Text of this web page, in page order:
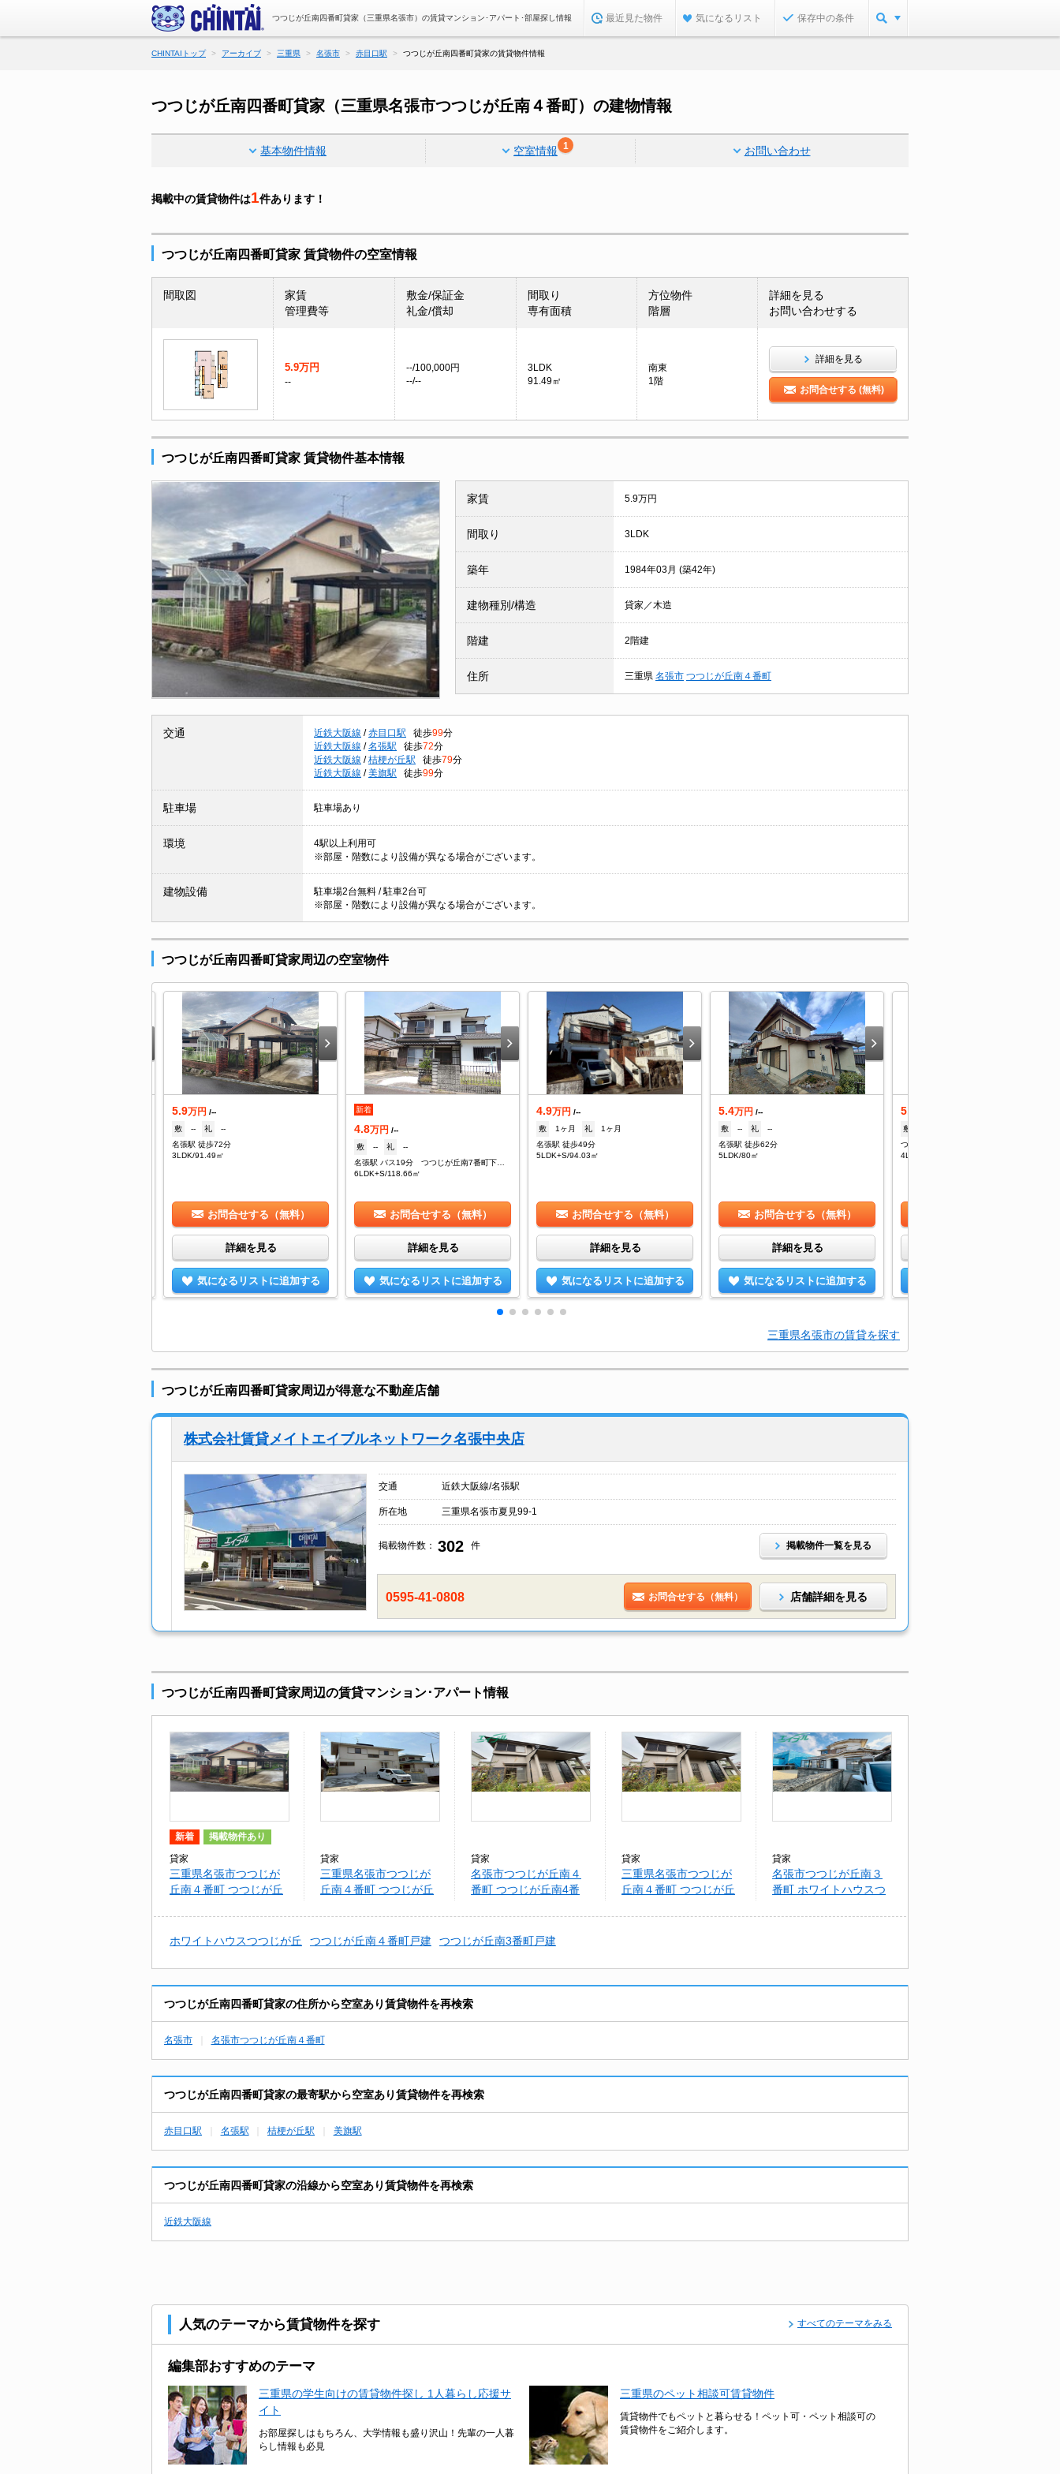
つつじが丘南四番町貸家（三重県名張市）の賃貸マンション･アパート･部屋探し情報 最近見た物件 気になるリスト 保存中の条件
CHINTAIトップ アーカイブ 三重県 名張市 赤目口駅 つつじが丘南四番町貸家の賃貸物件情報
つつじが丘南四番町貸家（三重県名張市つつじが丘南４番町）の建物情報
基本物件情報 空室情報 1 お問い合わせ
掲載中の賃貸物件は1件あります！
つつじが丘南四番町貸家 賃貸物件の空室情報
間取図
家賃
管理費等
敷金/保証金
礼金/償却
間取り
専有面積
方位物件
階層
詳細を見る
お問い合わせする
5.9万円
--
--/100,000円
--/--
3LDK
91.49㎡
南東
1階
詳細を見る
お問合せする (無料)
つつじが丘南四番町貸家 賃貸物件基本情報
家賃 5.9万円
間取り 3LDK
築年 1984年03月 (築42年)
建物種別/構造 貸家／木造
階建 2階建
住所 三重県 名張市 つつじが丘南４番町
交通 近鉄大阪線 / 赤目口駅 徒歩99分
近鉄大阪線 / 名張駅 徒歩72分
近鉄大阪線 / 桔梗が丘駅 徒歩79分
近鉄大阪線 / 美旗駅 徒歩99分
駐車場 駐車場あり
環境
4駅以上利用可
※部屋・階数により設備が異なる場合がございます。
建物設備
駐車場2台無料 / 駐車2台可
※部屋・階数により設備が異なる場合がございます。
つつじが丘南四番町貸家周辺の空室物件
5.9万円 /--
敷
-- 礼
--
名張駅 徒歩72分
3LDK/91.49㎡
お問合せする（無料）
詳細を見る
気になるリストに追加する
新着
4.8万円 /--
敷
-- 礼
--
名張駅 バス19分 つつじが丘南7番町下車：停歩3分
6LDK+S/118.66㎡
お問合せする（無料）
詳細を見る
気になるリストに追加する
4.9万円 /--
敷
1ヶ月 礼
1ヶ月
名張駅 徒歩49分
5LDK+S/94.03㎡
お問合せする（無料）
詳細を見る
気になるリストに追加する
5.4万円 /--
敷
-- 礼
--
名張駅 徒歩62分
5LDK/80㎡
お問合せする（無料）
詳細を見る
気になるリストに追加する
5.5
敷
つつじが丘北八番町 徒歩4分
4LDK+S/80㎡
三重県名張市の賃貸を探す
つつじが丘南四番町貸家周辺が得意な不動産店舗
株式会社賃貸メイトエイブルネットワーク名張中央店
交通 近鉄大阪線/名張駅
所在地 三重県名張市夏見99-1
掲載物件数： 302 件 掲載物件一覧を見る
0595-41-0808 お問合せする（無料） 店舗詳細を見る
つつじが丘南四番町貸家周辺の賃貸マンション･アパート情報
新着 掲載物件あり
貸家
三重県名張市つつじが
丘南４番町 つつじが丘
貸家
三重県名張市つつじが
丘南４番町 つつじが丘
貸家
名張市つつじが丘南４
番町 つつじが丘南4番
貸家
三重県名張市つつじが
丘南４番町 つつじが丘
貸家
名張市つつじが丘南３
番町 ホワイトハウスつ
ホワイトハウスつつじが丘 つつじが丘南４番町戸建 つつじが丘南3番町戸建
つつじが丘南四番町貸家の住所から空室あり賃貸物件を再検索
名張市 名張市つつじが丘南４番町
つつじが丘南四番町貸家の最寄駅から空室あり賃貸物件を再検索
赤目口駅 名張駅 桔梗が丘駅 美旗駅
つつじが丘南四番町貸家の沿線から空室あり賃貸物件を再検索
近鉄大阪線
人気のテーマから賃貸物件を探す すべてのテーマをみる
編集部おすすめのテーマ
三重県の学生向けの賃貸物件探し 1人暮らし応援サ
イト
お部屋探しはもちろん、大学情報も盛り沢山！先輩の一人暮
らし情報も必見
三重県のペット相談可賃貸物件
賃貸物件でもペットと暮らせる！ペット可・ペット相談可の
賃貸物件をご紹介します。